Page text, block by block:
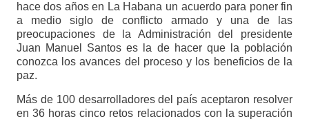
hace dos años en La Habana un acuerdo para poner fin
a medio siglo de conflicto armado y una de las
preocupaciones de la Administración del presidente
Juan Manuel Santos es la de hacer que la población
conozca los avances del proceso y los beneficios de la
paz.
Más de 100 desarrolladores del país aceptaron resolver
en 36 horas cinco retos relacionados con la superación